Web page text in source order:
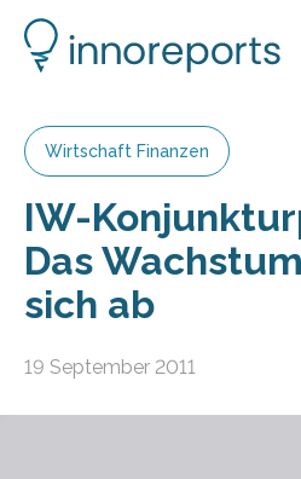
Wirtschaft Finanzen
IW-
Das
sich ab
19 September 2011